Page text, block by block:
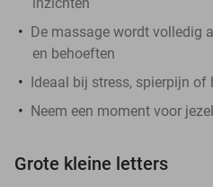
De massage wordt volledig
en behoeften
Ideaal bij stress, spierpijn of
Neem een moment voor
Grote kleine letters